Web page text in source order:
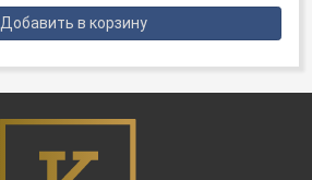
Добавить в корзину